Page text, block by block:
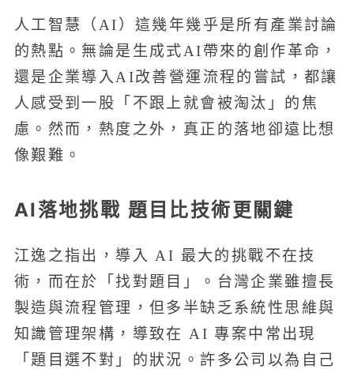
人工智慧（AI）這幾年幾乎是所有產業討論
的熱點。無論是生成式AI帶來的創作革命，
還是企業導入AI改善營運流程的嘗試，都讓
人感受到一股「不跟上就會被淘汰」的焦
慮。然而，熱度之外，真正的落地卻遠比想
像艱難。
AI落地挑戰 題目比技術更關鍵
江逸之指出，導入 AI 最大的挑戰不在技
術，而在於「找對題目」。台灣企業雖擅長
製造與流程管理，但多半缺乏系統性思維與
知識管理架構，導致在 AI 專案中常出現
「題目選不對」的狀況。許多公司以為自己